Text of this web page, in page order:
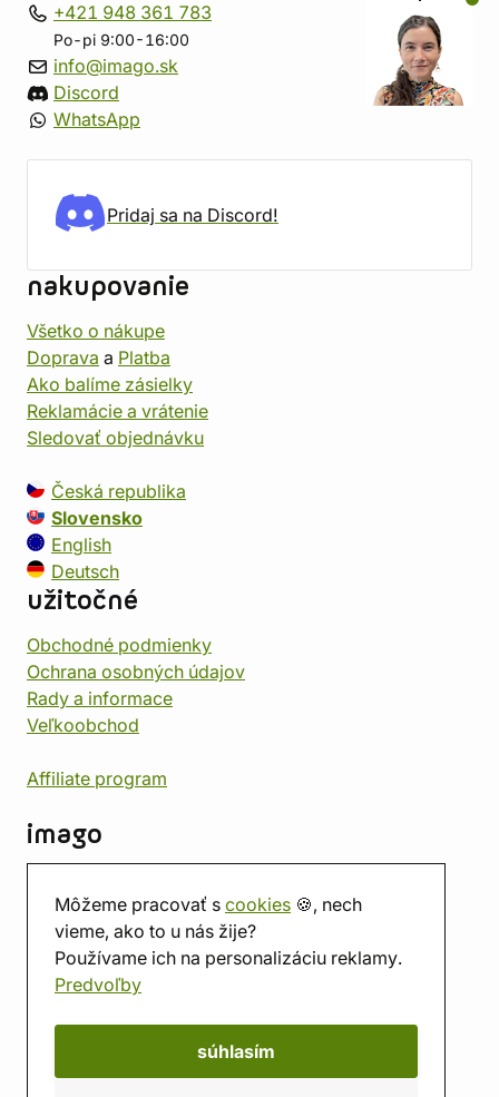
Môžeme pracovať s cookies 🍪, nech
vieme, ako to u nás žije?
Používame ich na personalizáciu reklamy.
Predvoľby
súhlasím
+421 948 361 783
Po-pi 9:00-16:00
info@imago.sk
Discord
WhatsApp
Pridaj sa na Discord!
nakupovanie
Všetko o nákupe
Doprava a Platba
Ako balíme zásielky
Reklamácie a vrátenie
Sledovať objednávku
Česká republika
Slovensko
English
Deutsch
užitočné
Obchodné podmienky
Ochrana osobných údajov
Rady a informace
Veľkoobchod
Affiliate program
imago
Predajňa
Herňa
O nás
Hodnotenie obchodu